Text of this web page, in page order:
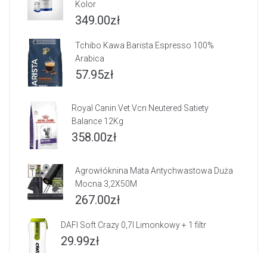
Kolor
349.00zł
Tchibo Kawa Barista Espresso 100%
Arabica
57.95zł
Royal Canin Vet Vcn Neutered Satiety
Balance 12Kg
358.00zł
Agrowłóknina Mata Antychwastowa Duża
Mocna 3,2X50M
267.00zł
DAFI Soft Crazy 0,7l Limonkowy + 1 filtr
29.99zł